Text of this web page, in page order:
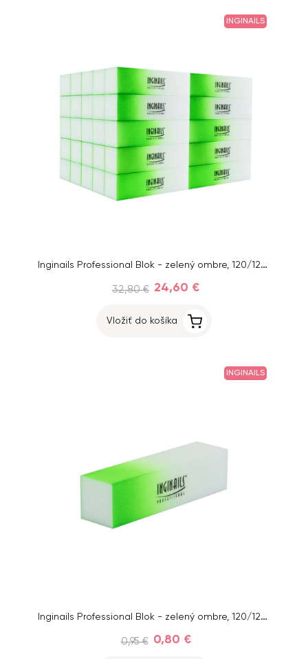
INGINAILS
Inginails Professional Blok - zelený ombre, 120/120 - 4-stranný
32,80 € 24,60 €
Vložiť do košíka
INGINAILS
Inginails Professional Blok - zelený ombre, 120/120 - 4-stranný
0,95 € 0,80 €